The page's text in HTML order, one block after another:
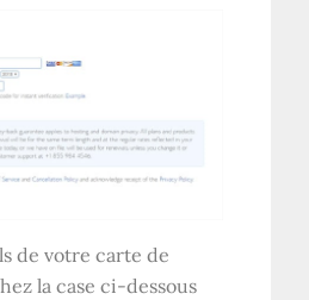
de votre carte de
la case ci-dessous